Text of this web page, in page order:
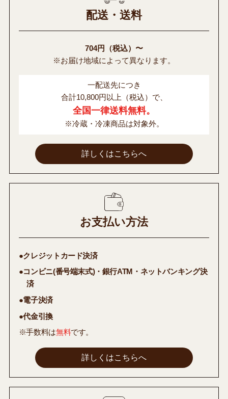
配送・送料
704円（税込）〜
※お届け地域によって異なります。
一配送先につき
合計10,800円以上（税込）で、
全国一律送料無料。
※冷蔵・冷凍商品は対象外。
詳しくはこちらへ
お支払い方法
●クレジットカード決済
●コンビニ(番号端末式)・銀行ATM・ネットバンキング決
済
●電子決済
●代金引換
※手数料は無料です。
詳しくはこちらへ